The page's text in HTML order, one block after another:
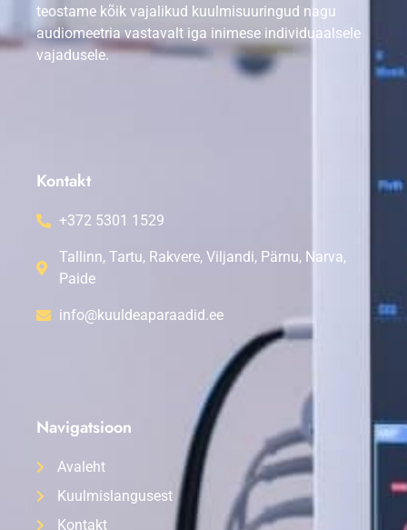
teostame kõik vajalikud kuulmisuuringud nagu
audiomeetria vastavalt iga inimese individuaalsele
vajadusele.
Kontakt
+372 5301 1529
Tallinn, Tartu, Rakvere, Viljandi, Pärnu, Narva,
Paide
info@kuuldeaparaadid.ee
Navigatsioon
Avaleht
Kuulmislangusest
Kontakt